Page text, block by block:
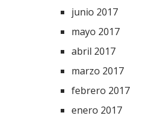
junio 2017
mayo 2017
abril 2017
marzo 2017
febrero 2017
enero 2017